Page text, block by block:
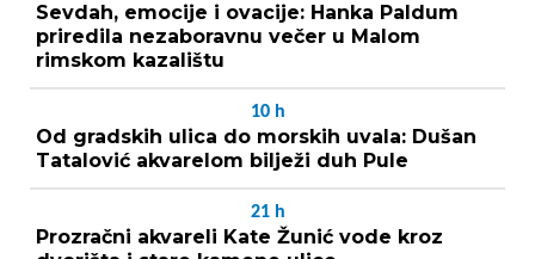
Sevdah, emocije i ovacije: Hanka Paldum
priredila nezaboravnu večer u Malom
rimskom kazalištu
10 h
Od gradskih ulica do morskih uvala: Dušan
Tatalović akvarelom bilježi duh Pule
21 h
Prozračni akvareli Kate Žunić vode kroz